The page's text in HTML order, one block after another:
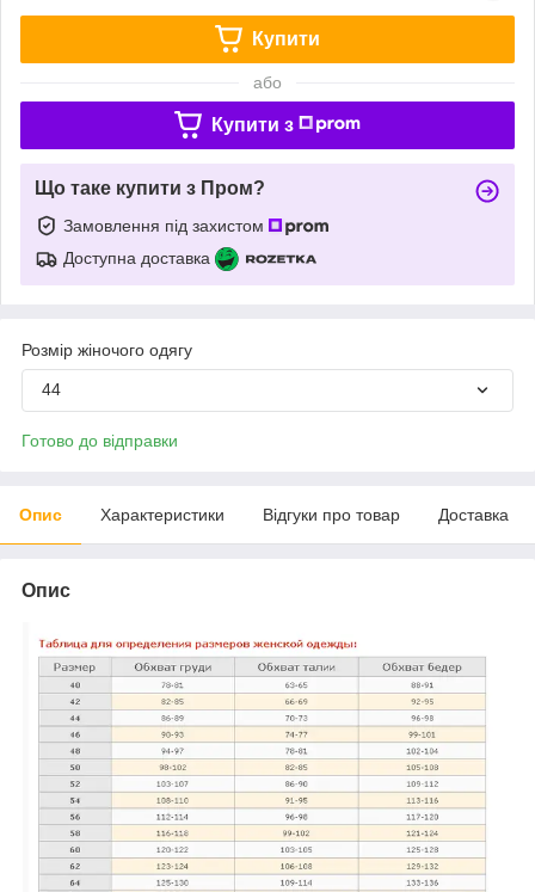
Купити
або
Купити з
Що таке купити з Пром?
Замовлення під захистом
Доступна доставка
Розмір жіночого одягу
44
Готово до відправки
Опис Характеристики Відгуки про товар Доставка
Опис